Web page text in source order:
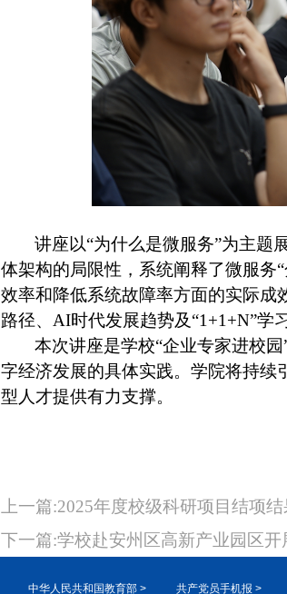
讲座以“为什么是微服务”为主题
体架构的局限性，系统阐释了微服务
效率和降低系统故障率方面的实际成
路径、AI时代发展趋势及“1+1+N”学
本次讲座是学校“企业专家进校
字经济发展的具体实践。学院将持续
型人才提供有力支撑。
上一篇:2025年度校级科研项目结项
下一篇:学校赴安州区高新产业园区
中华人民共和国教育部 > 共产党员手机报 >